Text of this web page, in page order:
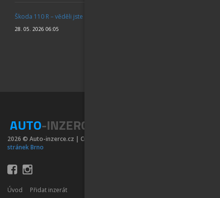
Škoda 110 R – věděli jste
28. 05. 2026 06:05
AUTO-INZERCE
2026 © Auto-inzerce.cz | Created by
stránek Brno
Úvod
Přidat inzerát